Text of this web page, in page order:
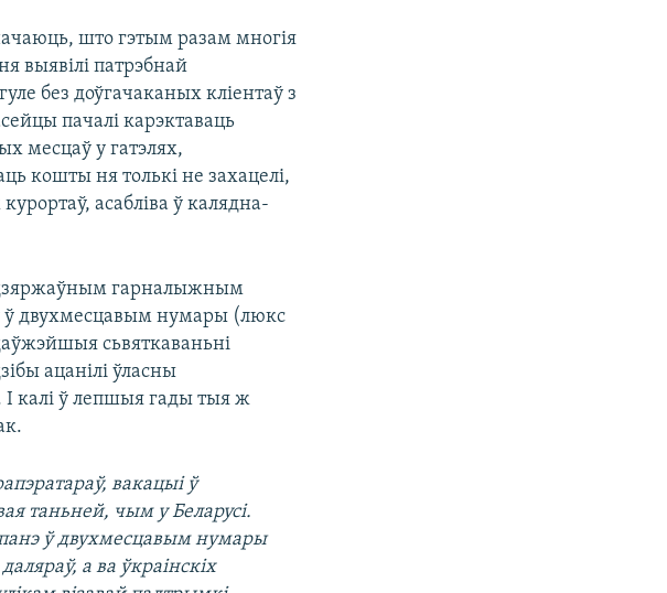
што гэтым разам многія
выявілі патрэбнай
без доўгачаканых кліентаў з
пачалі карэктаваць
месцаў у гатэлях,
кошты ня толькі не захацелі,
асабліва ў калядна-
дзяржаўным гарналыжным
ў двухмесцавым нумары (люкс
сьвяткаваньні
ацанілі ўласны
І калі ў лепшыя гады тыя ж
вакацыі ў
таньней, чым у Беларусі.
ў двухмесцавым нумары
а ва ўкраінскіх